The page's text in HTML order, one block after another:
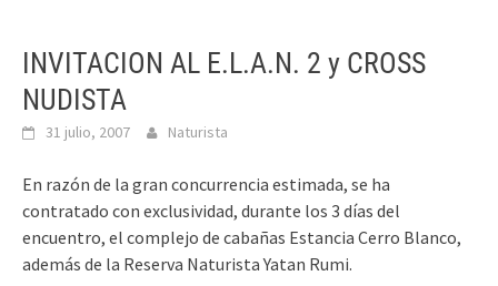
INVITACION AL E.L.A.N. 2 y CROSS
NUDISTA
31 julio, 2007 Naturista
En razón de la gran concurrencia estimada, se ha
contratado con exclusividad, durante los 3 días del
encuentro, el complejo de cabañas Estancia Cerro Blanco,
además de la Reserva Naturista Yatan Rumi.